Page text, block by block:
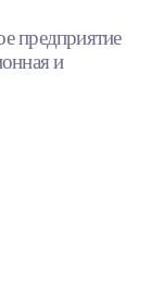
предприятие
и